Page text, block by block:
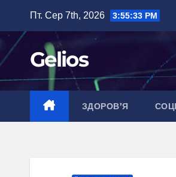
вмісту
Пт. Сер 7th, 2026 3:55:34 PM
Gelios
ЗДОРОВ’Я